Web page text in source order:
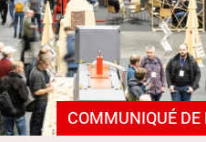
COMMUNIQUÉ DE